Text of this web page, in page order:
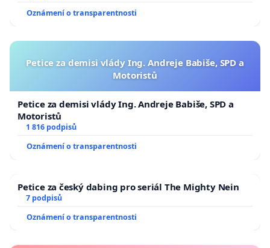
Oznámení o transparentnosti
Petice za demisi vlády Ing. Andreje Babiše, SPD a
Motoristů
Petice za demisi vlády Ing. Andreje Babiše, SPD a
Motoristů
1 816 podpisů
Oznámení o transparentnosti
Petice za český dabing pro seriál The Mighty Nein
7 podpisů
Oznámení o transparentnosti